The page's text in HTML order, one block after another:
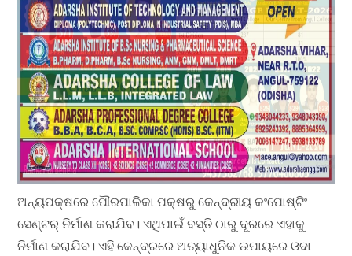
ଅନ୍ୟପକ୍ଷରେ ପୌରପାଳିକା ପକ୍ଷରୁ କେନ୍ଦ୍ରୀୟ କଂପୋଷ୍ଟିଂ
ସେଣ୍ଟର୍ ନିର୍ମାଣ କରାଯିବ। ଏଥିପାଇଁ ବସ୍ତି ଠାରୁ ଦୂରରେ ଏହାକୁ
ନିର୍ମାଣ କରାଯିବ। ଏହି କେନ୍ଦ୍ରରେ ଅତ୍ୟାଧୁନିକ ଉପାୟରେ ଓଦା